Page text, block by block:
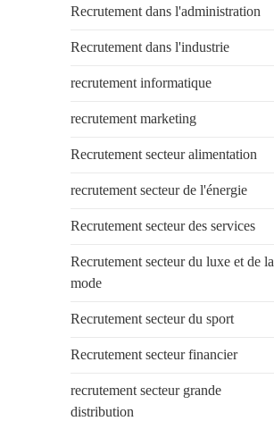
Recrutement dans l'administration
Recrutement dans l'industrie
recrutement informatique
recrutement marketing
Recrutement secteur alimentation
recrutement secteur de l'énergie
Recrutement secteur des services
Recrutement secteur du luxe et de la
mode
Recrutement secteur du sport
Recrutement secteur financier
recrutement secteur grande
distribution